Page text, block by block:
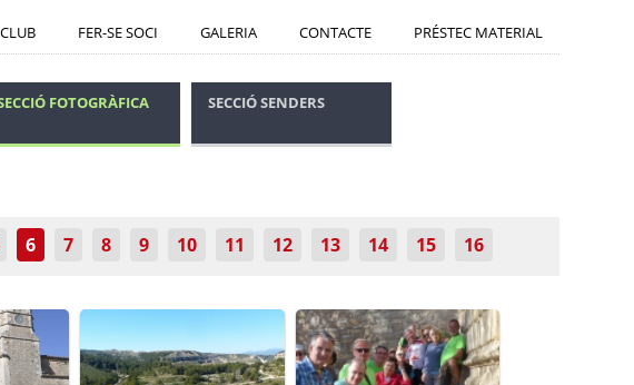
FER-SE SOCI GALERIA CONTACTE PRÉSTEC MATERIAL
FOTOGRÀFICA SECCIÓ SENDERS
6 7 8 9 10 11 12 13 14 15 16